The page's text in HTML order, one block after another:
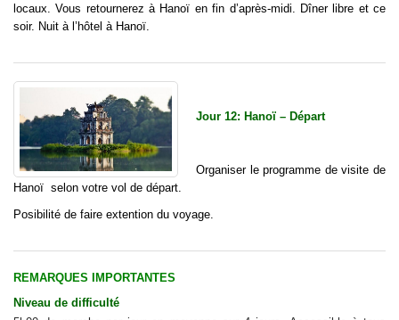
locaux. Vous retournerez à Hanoï en fin d’après-midi. Dîner libre et ce
soir. Nuit à l’hôtel à Hanoï.
Jour 12: Hanoï – Départ
Organiser le programme de visite de
Hanoï selon votre vol de départ.
Posibilité de faire extention du voyage.
REMARQUES IMPORTANTES
Niveau de difficulté